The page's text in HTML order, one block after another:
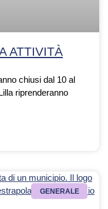
ATTIVITÀ
chiusi dal 10 al
riprenderanno
GENERALE